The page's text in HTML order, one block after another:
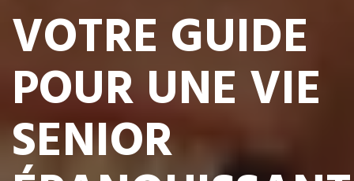
VOTRE GUIDE
POUR UNE VIE
SENIOR